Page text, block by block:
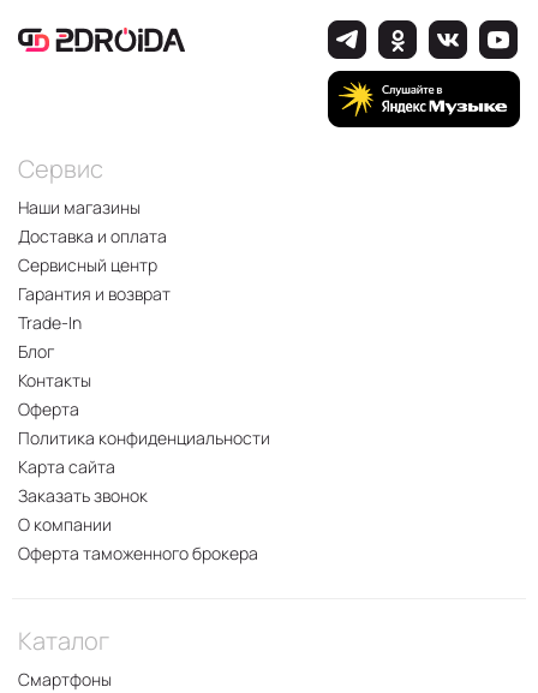
Сервис
Наши магазины
Доставка и оплата
Сервисный центр
Гарантия и возврат
Trade-In
Блог
Контакты
Оферта
Политика конфиденциальности
Карта сайта
Заказать звонок
О компании
Оферта таможенного брокера
Каталог
Смартфоны